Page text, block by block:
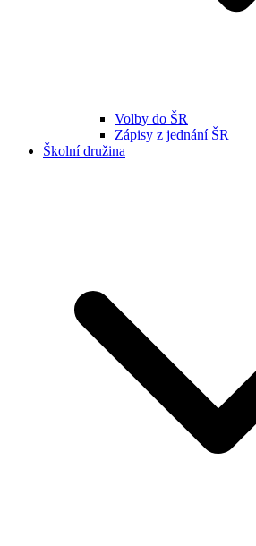
Volby do ŠR
Zápisy z jednání ŠR
Školní družina